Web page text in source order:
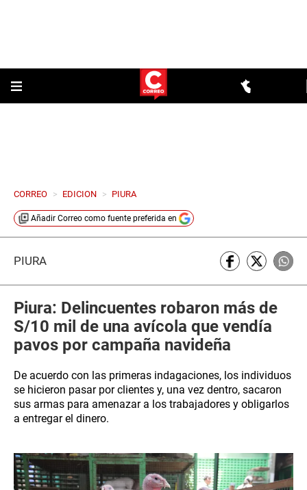
CORREO > EDICION > PIURA
Añadir Correo como fuente preferida en
PIURA
Piura: Delincuentes robaron más de
S/10 mil de una avícola que vendía
pavos por campaña navideña
De acuerdo con las primeras indagaciones, los individuos
se hicieron pasar por clientes y, una vez dentro, sacaron
sus armas para amenazar a los trabajadores y obligarlos
a entregar el dinero.